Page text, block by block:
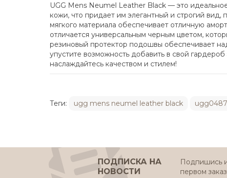
UGG Mens Neumel Leather Black — это
кожи, что придает им элегантный и строгий
мягкого материала обеспечивает отличную
отличается универсальным черным цветом,
резиновый протектор подошвы обеспечивает
упустите возможность добавить в свой
наслаждайтесь качеством и стилем!
Теги: ugg mens neumel leather black ugg0487
ПОДПИСКА НА
НОВОСТИ
Подпишись
первом